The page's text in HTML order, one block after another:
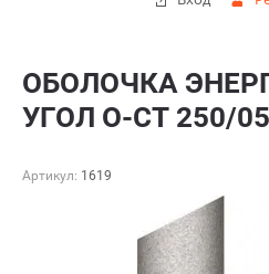
ОБОЛОЧКА
УГОЛ О-СТ 250/
Артикул: 1619